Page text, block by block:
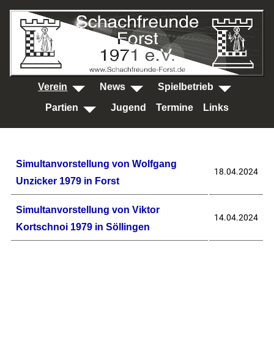
SKIP TO MAIN CONTENT
Verein News
Spielbetrieb
Partien
Jugend Termine Links
Beiträge
Titel Veröffentlichungsdatum
Simultanvorstellung von Wolfgang
Unzicker 1979 in Forst
18.04.2024
Simultanvorstellung von Viktor
Kortschnoi 1979 in Söllingen
14.04.2024